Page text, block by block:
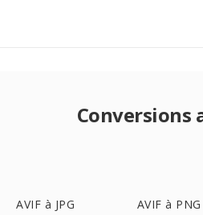
Conversions
AVIF à JPG AVIF à PNG